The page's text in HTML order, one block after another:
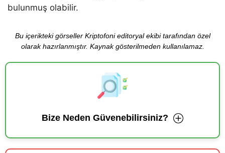
bulunmuş olabilir.
Bu içerikteki görseller Kriptofoni editoryal ekibi tarafından özel
olarak hazırlanmıştır. Kaynak gösterilmeden kullanılamaz.
Bize Neden Güvenebilirsiniz?